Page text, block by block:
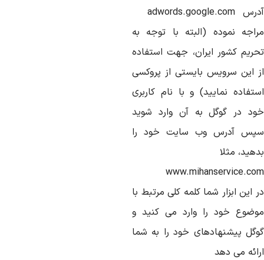
آدرس adwords.google.com
نموده (البته با توجه به
کشور ایران، جهت استفاده
این سرویس بایستی از پروکسی
نمایید) و با نام کاربری
در گوگل به آن وارد شوید
آدرس وب سایت خود را
مثلا
این ابزار شما کلمه کلی مرتبط با
خود را وارد می کنید و
پیشنهادهای خود را به شما
می دهد